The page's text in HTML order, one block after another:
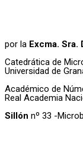
por la Excma. Sra.
Catedrática de
Universidad de
Académico de
Real Academia
Sillón nº 33 -